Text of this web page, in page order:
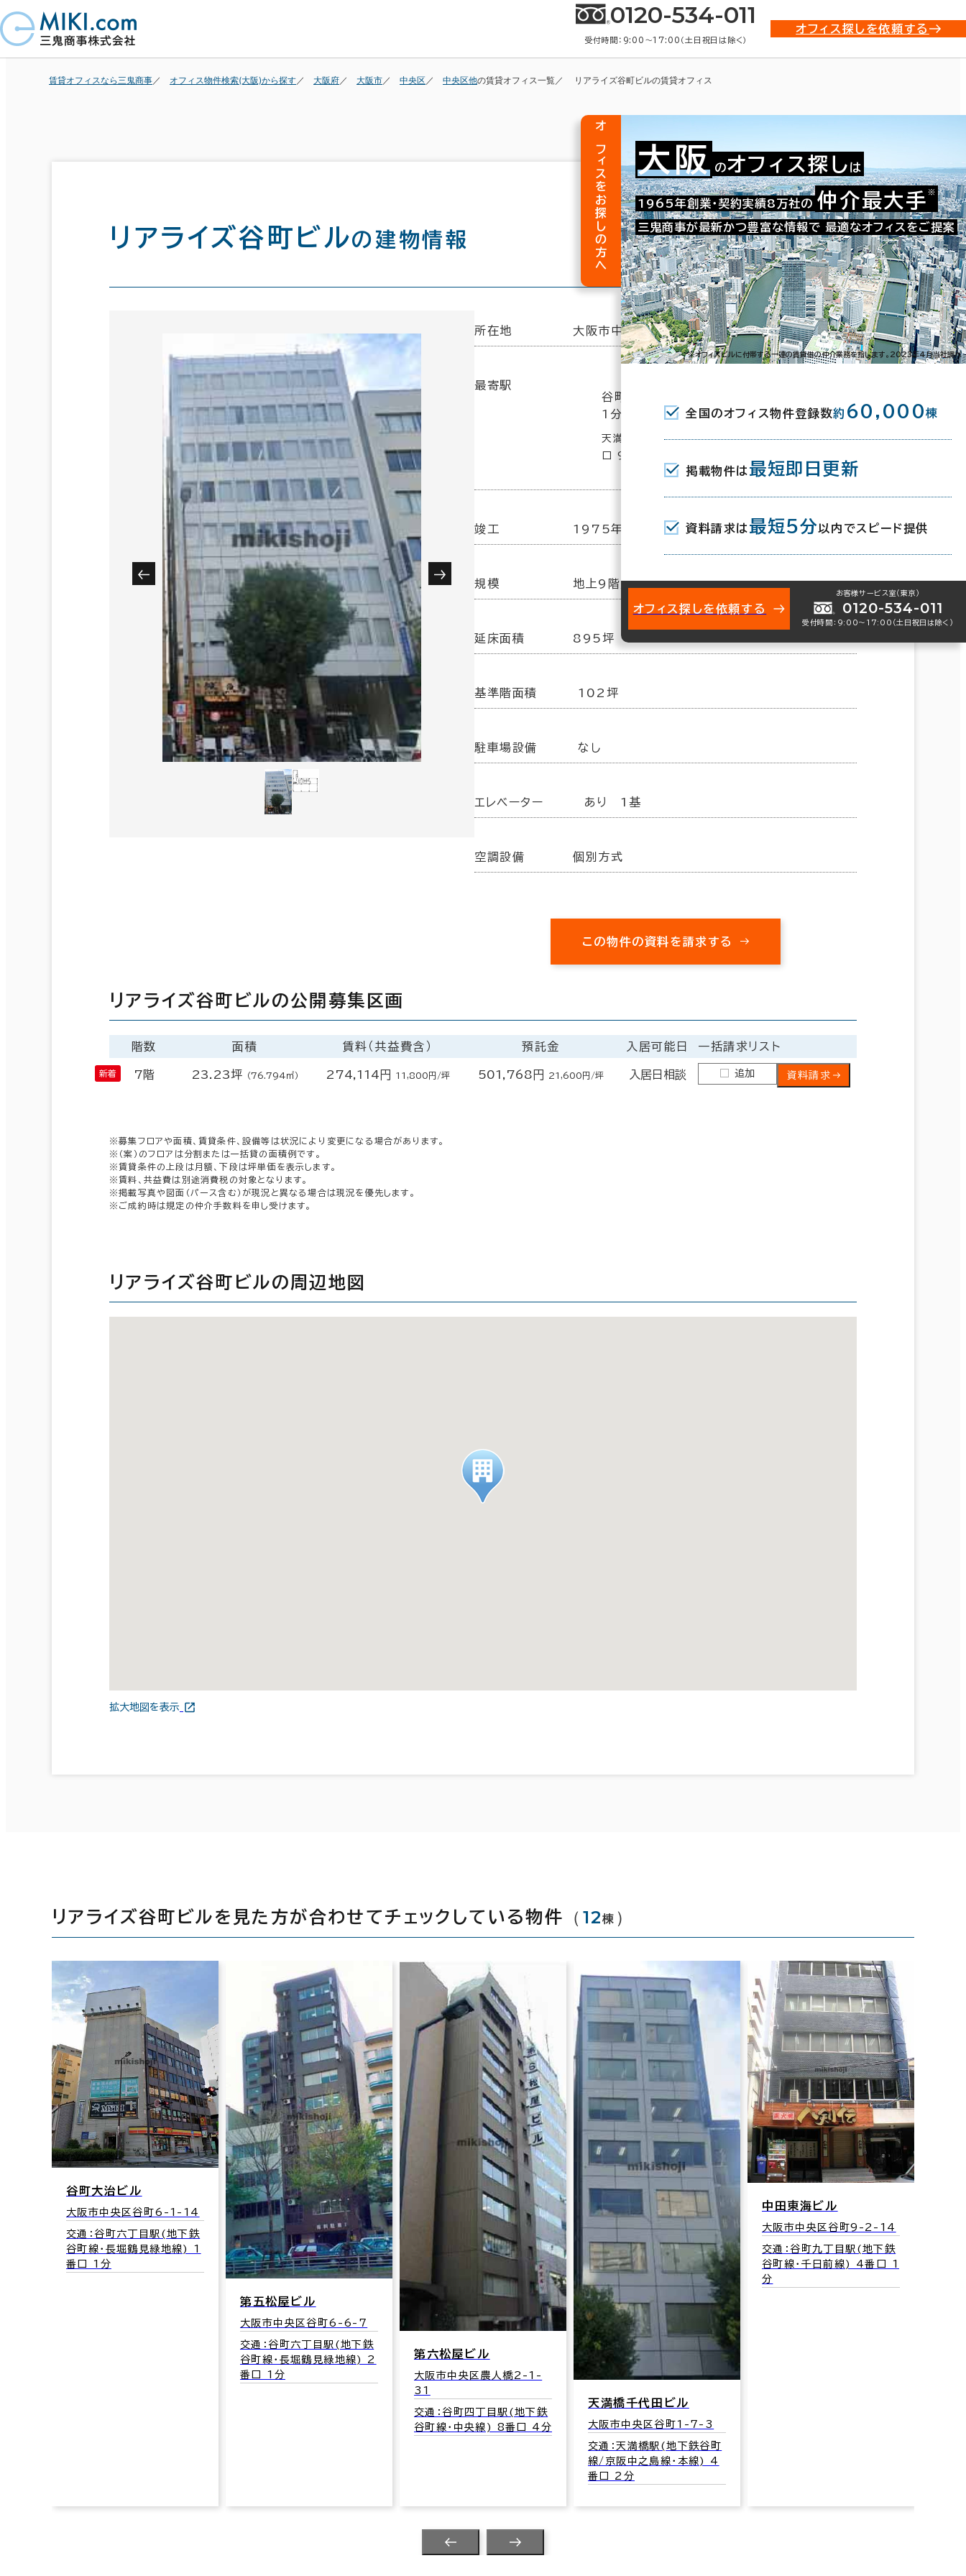
0120-534-011
受付時間：9:00〜17:00（土日祝日は除く）
オフィス探しを依頼する
賃貸オフィスなら三鬼商事 オフィス物件検索(大阪)から探す 大阪府 大阪市 中央区 中央区他の賃貸オフィス一覧 リアライズ谷町ビルの賃貸オフィス
リアライズ谷町ビルの建物情報
お問い合わせ番号：009-01549
所在地 大阪市中央区谷町3-4-5
最寄駅
谷町四丁目駅(地下鉄谷町線･中央線) 3番口
1分
天満橋駅(地下鉄谷町線/京阪中之島線･本線) 4番
口 9分
竣工 1975年
規模 地上9階／地下1階建
延床面積 895坪
基準階面積 102坪
駐車場設備 なし
エレベーター あり 1基
空調設備 個別方式
この物件の資料を請求する
リアライズ谷町ビルの公開募集区画
階数 面積 賃料（共益費含） 預託金 入居可能日 一括請求リスト
7階 23.23坪 （76.794㎡） 274,114円 11,800円/坪 501,768円 21,600円/坪 入居日相談 追加 資料請求
※募集フロアや面積、賃貸条件、設備等は状況により変更になる場合があります。
※（案）のフロアは分割または一括貸の面積例です。
※賃貸条件の上段は月額、下段は坪単価を表示します。
※賃料、共益費は別途消費税の対象となります。
※掲載写真や図面（パース含む）が現況と異なる場合は現況を優先します。
※ご成約時は規定の仲介手数料を申し受けます。
リアライズ谷町ビルの周辺地図
拡大地図を表示
リアライズ谷町ビルを見た方が合わせてチェックしている物件 （ 12棟 ）
谷町大治ビル
大阪市中央区谷町6-1-14
交通：谷町六丁目駅(地下鉄
谷町線･長堀鶴見緑地線) 1
番口 1分
第五松屋ビル
大阪市中央区谷町6-6-7
交通：谷町六丁目駅(地下鉄
谷町線･長堀鶴見緑地線) 2
番口 1分
第六松屋ビル
大阪市中央区農人橋2-1-
31
交通：谷町四丁目駅(地下鉄
谷町線･中央線) 8番口 4分
天満橋千代田ビル
大阪市中央区谷町1-7-3
交通：天満橋駅(地下鉄谷町
線/京阪中之島線･本線) 4
番口 2分
中田東海ビル
大阪市中央区谷町9-2-14
交通：谷町九丁目駅(地下鉄
谷町線･千日前線) 4番口 1
分
オフィスをお探しの方へ 大阪 のオフィス探し は
1965年創業・契約実績8万社の 仲介最大手 ※
三鬼商事が最新かつ豊富な情報で 最適なオフィスをご提案
※オフィスビルに付帯する一連の賃貸借の仲介業務を指します。2023年4月当社調べ
全国のオフィス物件登録数約 60,000棟
掲載物件は 最短即日更新
資料請求は 最短5分 以内でスピード提供
オフィス探しを依頼する
お客様サービス室（東京）
0120-534-011
受付時間：9:00〜17:00（土日祝日は除く）